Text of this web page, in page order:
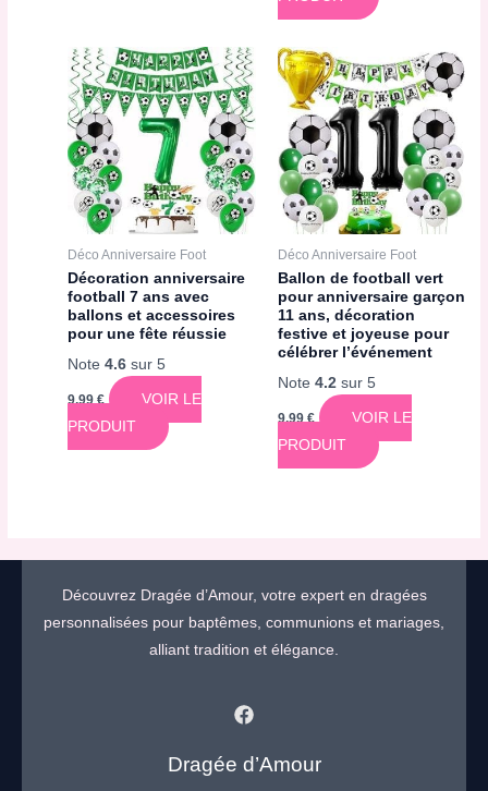
Déco Anniversaire Foot
Décoration anniversaire
football 7 ans avec
ballons et accessoires
pour une fête réussie
Note4.6 sur 5
9,99€
VOIR LE
PRODUIT
Déco Anniversaire Foot
Ballon de football vert
pour anniversaire garçon
11 ans, décoration
festive et joyeuse pour
célébrer l’événement
Note 4.2sur 5
9,99 €
VOIR LE
PRODUIT
Découvrez Dragée d’Amour, votre expert en dragées
personnalisées pour baptêmes, communions et mariages,
alliant tradition et élégance.
Dragée d’Amour